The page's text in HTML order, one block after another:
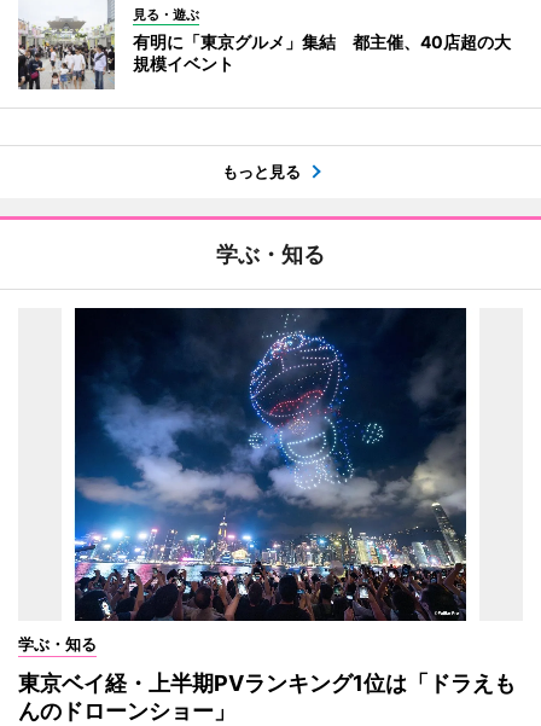
見る・遊ぶ
有明に「東京グルメ」集結 都主催、40店超の大
規模イベント
もっと見る
学ぶ・知る
学ぶ・知る
東京ベイ経・上半期PVランキング1位は「ドラえも
んのドローンショー」